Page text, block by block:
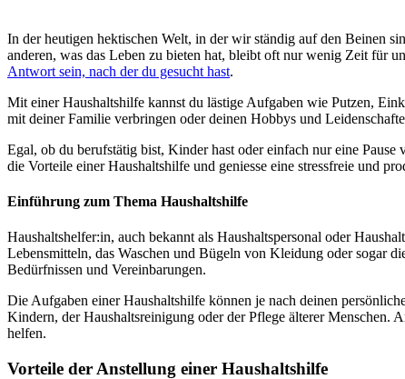
In der heutigen hektischen Welt, in der wir ständig auf den Beinen
anderen, was das Leben zu bieten hat, bleibt oft nur wenig Zeit für
Antwort sein, nach der du gesucht hast.
Mit einer Haushaltshilfe kannst du lästige Aufgaben wie Putzen,
mit deiner Familie verbringen oder deinen Hobbys und
Egal, ob du berufstätig bist, Kinder hast oder einfach nur eine
die Vorteile einer Haushaltshilfe und geniesse eine stressfreie und
Einführung zum Thema Haushaltshilfe
Haushaltshelfer:in, auch bekannt als Haushaltspersonal oder
Lebensmitteln, das Waschen und Bügeln von Kleidung oder sogar
Bedürfnissen und Vereinbarungen.
Die Aufgaben einer Haushaltshilfe können je nach deinen
Kindern, der Haushaltsreinigung oder der Pflege älterer Menschen.
helfen.
Vorteile der Anstellung einer Haushaltshilfe